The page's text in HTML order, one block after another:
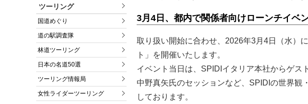
ツーリング
国道めぐり
道の駅調査隊
林道ツーリング
日本の名道50選
ツーリング情報局
女性ライダーツーリング
3月4日、都内で関係者向けローンチイベ
取り扱い開始に合わせ、2026年3月4日（水）
ト」を開催いたします。
イベント当日は、SPIDIイタリア本社からゲス
中野真矢氏のセッションなど、SPIDIの世界観
しております。